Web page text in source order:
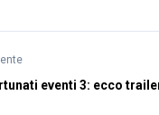
eventi 3: ecco